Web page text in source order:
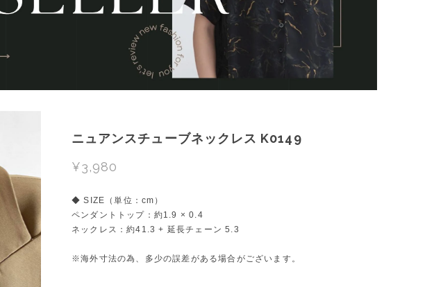
ニュアンスチューブネックレス K0149
¥3,980
◆ SIZE（単位：cm）
ペンダントトップ：約1.9 × 0.4
ネックレス：約41.3 + 延長チェーン 5.3
※海外寸法の為、多少の誤差がある場合がございます。